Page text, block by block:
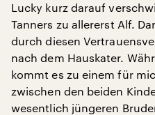
Lucky kurz darauf
Tanners zu allererst Alf.
durch diesen
nach dem Hauskater.
kommt es zu einem für
zwischen den beiden
wesentlich jüngeren